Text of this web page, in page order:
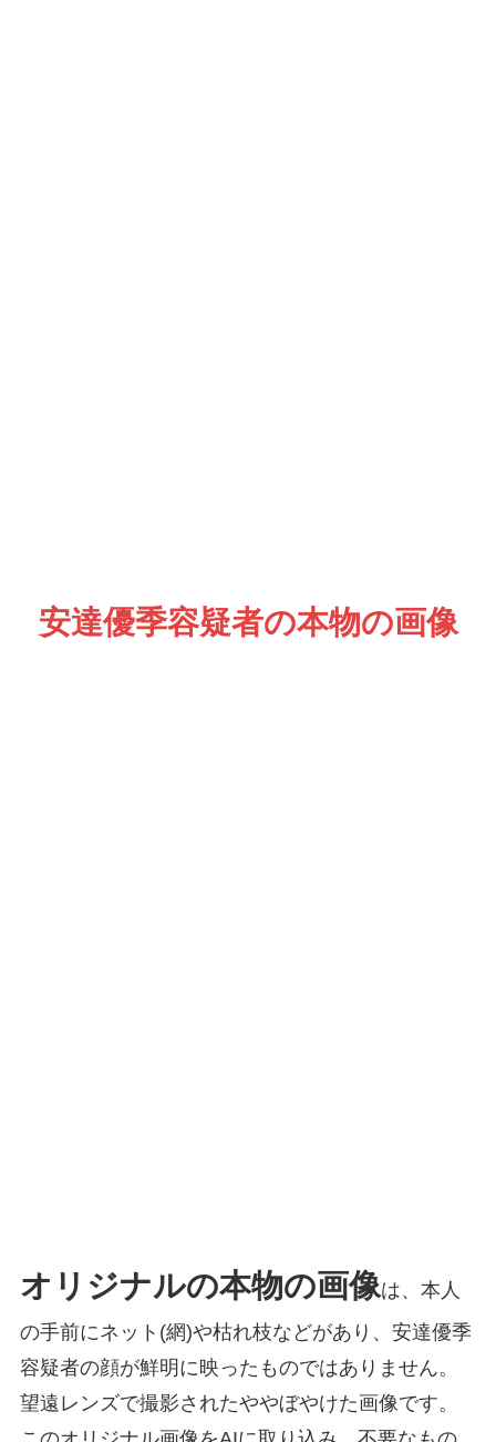
安達優季容疑者の本物の画像
オリジナルの本物の画像は、本人
の手前にネット(網)や枯れ枝などがあり、安達優季
容疑者の顔が鮮明に映ったものではありません。
望遠レンズで撮影されたややぼやけた画像です。